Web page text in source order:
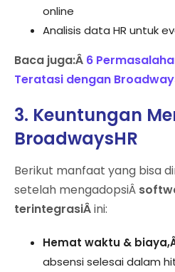
online
Analisis data HR untuk
Baca juga:Â 6
Teratasi dengan
3. Keuntungan
BroadwaysHR
Berikut manfaat yang bisa
setelah mengadopsiÂ
terintegrasiÂini:
Hemat waktu &
absensi selesai dalam